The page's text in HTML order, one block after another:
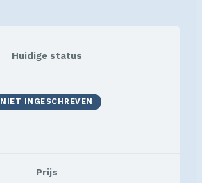
Huidige status
NIET INGESCHREVEN
Prijs